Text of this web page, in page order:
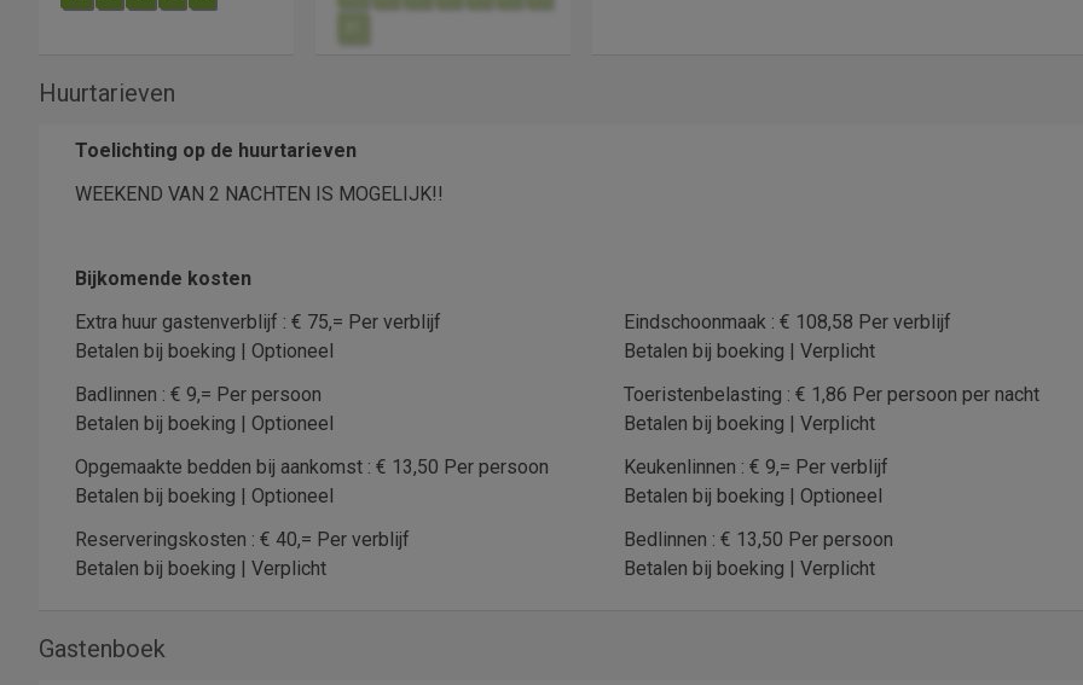
Huurtarieven
Toelichting op de huurtarieven
WEEKEND VAN 2 NACHTEN IS MOGELIJK!!
Bijkomende kosten
Extra huur gastenverblijf : € 75,= Per verblijf
Betalen bij boeking | Optioneel
Badlinnen : € 9,= Per persoon
Betalen bij boeking | Optioneel
Opgemaakte bedden bij aankomst : € 13,50 Per persoon
Betalen bij boeking | Optioneel
Reserveringskosten : € 40,= Per verblijf
Betalen bij boeking | Verplicht
Eindschoonmaak : € 108,58 Per verblijf
Betalen bij boeking | Verplicht
Toeristenbelasting : € 1,86 Per persoon per nacht
Betalen bij boeking | Verplicht
Keukenlinnen : € 9,= Per verblijf
Betalen bij boeking | Optioneel
Bedlinnen : € 13,50 Per persoon
Betalen bij boeking | Verplicht
Gastenboek